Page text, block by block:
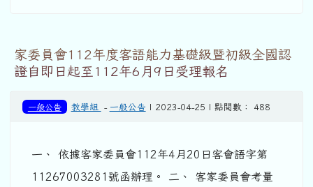
家委員會112年度客語能力基礎級暨初級全國認
證自即日起至112年6月9日受理報名
一般公告 教學組 - 一般公告 | 2023-04-25 | 點閱數： 488
一、 依據客家委員會112年4月20日客會語字第
11267003281號函辦理。 二、 客家委員會考量